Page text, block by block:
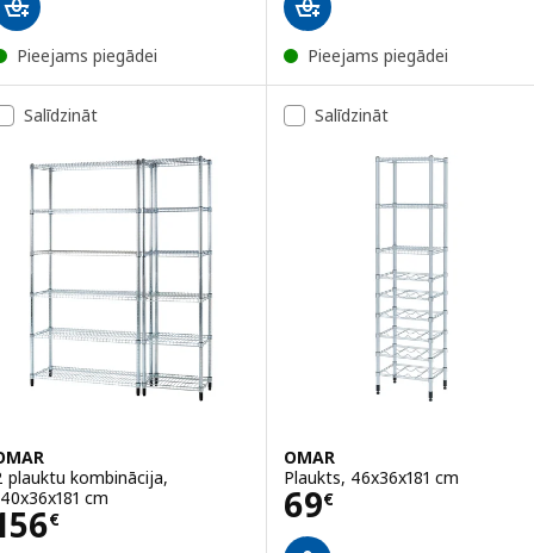
Pieejams piegādei Pieejams piegādei
Salīdzināt
plauktu kombinācija,
cm
€ 156€
Salīdzināt
OMAR
Plaukts, 46x36x181 cm
69€
Cena 69€